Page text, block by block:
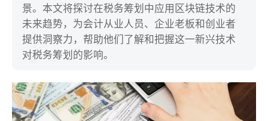
景。本文将探讨在税务筹划中应用区块链技术的
未来趋势，为会计从业人员、企业老板和创业者
提供洞察力，帮助他们了解和把握这一新兴技术
对税务筹划的影响。